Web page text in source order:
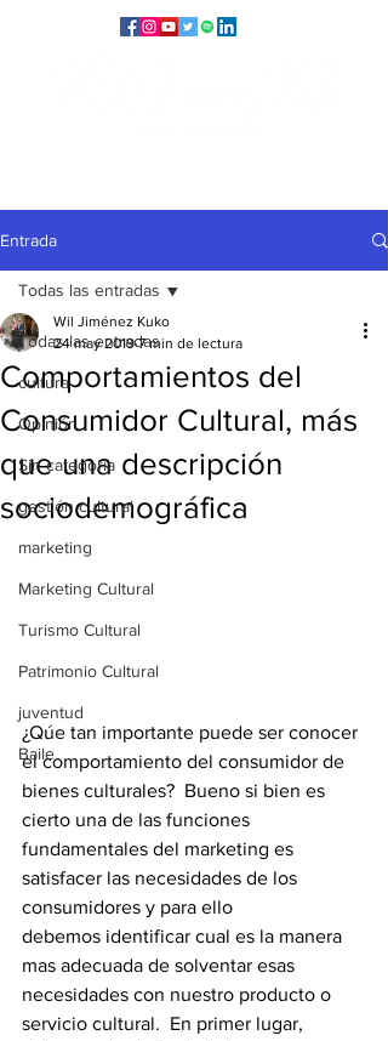
Entrada
Todas las entradas
cultura
Opinión
Sin categoría
gestión cultural
marketing
Marketing Cultural
Turismo Cultural
Patrimonio Cultural
juventud
Baile
Todas las entradas
Comportamientos del
Consumidor Cultural, más
que una descripción
sociodemográfica
Wil Jiménez Kuko
24 may 2019 7 min de lectura
¿Qúe tan importante puede ser conocer
el comportamiento del consumidor de
bienes culturales?  Bueno si bien es
cierto una de las funciones
fundamentales del marketing es
satisfacer las necesidades de los
consumidores y para ello
debemos identificar cual es la manera
mas adecuada de solventar esas
necesidades con nuestro producto o
servicio cultural.  En primer lugar,